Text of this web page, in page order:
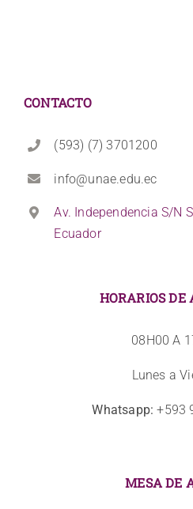
CONTACTO
(593) (7) 3701200
info@unae.edu.ec
Av. Independencia S/N
Ecuador
HORARIOS DE
08H00 A
Lunes a
Whatsapp: +593
MESA DE